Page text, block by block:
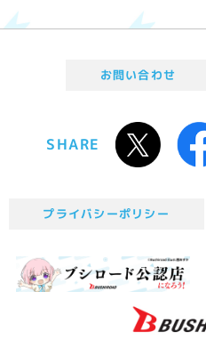
お問い合わせ
SHARE
プライバシーポリシー